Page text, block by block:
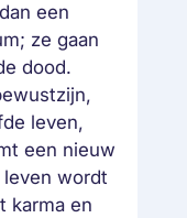
een
ze gaan
dood.
leven,
een nieuw
leven wordt
karma en